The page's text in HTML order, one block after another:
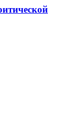
запрет